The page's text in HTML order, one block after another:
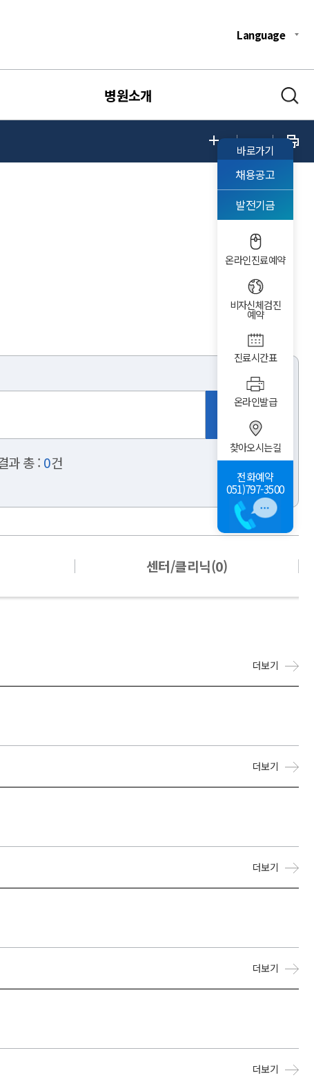
Language
병원소개
과 총 : 0건
센터/클리닉(0)
더보기
더보기
더보기
더보기
더보기
바로가기
채용공고
발전기금
온라인진료예약
비자신체검진
예약
진료시간표
온라인발급
찾아오시는길
전화예약
051)797-3500